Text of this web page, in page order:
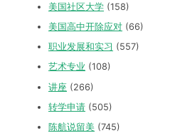
美国社区大学 (158)
美国高中开除应对 (66)
职业发展和实习 (557)
艺术专业 (108)
讲座 (266)
转学申请 (505)
陈航说留美 (745)